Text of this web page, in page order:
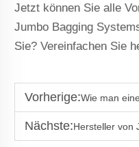
Jetzt können Sie alle
Jumbo Bagging
Sie? Vereinfachen Sie
Vorherige:Wie man einen Bulk
Nächste:Hersteller von